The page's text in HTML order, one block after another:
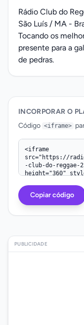
Rádio Club do
São Luís / MA -
Tocando os
presente para a
de pedras.
INCORPORAR O
Código <iframe>
Copiar código
PUBLICIDADE